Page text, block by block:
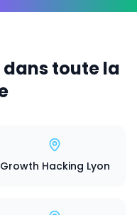
toute la
Growth Hacking Lyon